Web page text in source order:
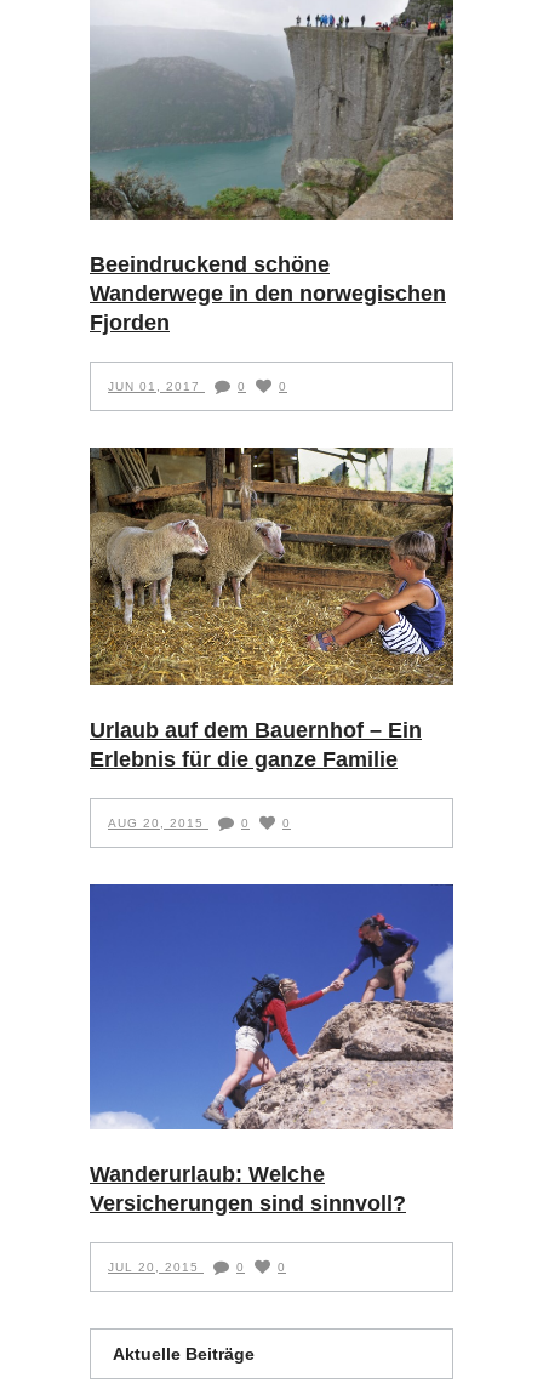
Beeindruckend schöne
Wanderwege in den norwegischen
Fjorden
JUN 01, 2017 0 0
Urlaub auf dem Bauernhof – Ein
Erlebnis für die ganze Familie
AUG 20, 2015 0 0
Wanderurlaub: Welche
Versicherungen sind sinnvoll?
JUL 20, 2015 0 0
Aktuelle Beiträge